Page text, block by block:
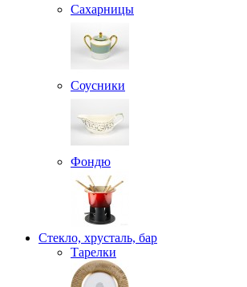
Сахарницы
Соусники
Фондю
Стекло, хрусталь, бар
Тарелки